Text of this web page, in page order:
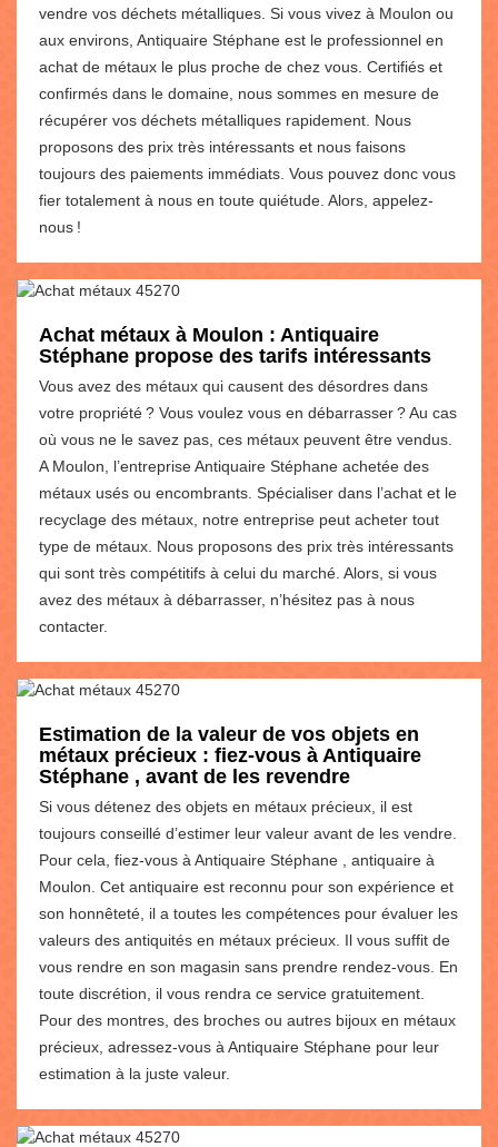
vendre vos déchets métalliques. Si vous vivez à Moulon ou
aux environs, Antiquaire Stéphane est le professionnel en
achat de métaux le plus proche de chez vous. Certifiés et
confirmés dans le domaine, nous sommes en mesure de
récupérer vos déchets métalliques rapidement. Nous
proposons des prix très intéressants et nous faisons
toujours des paiements immédiats. Vous pouvez donc vous
fier totalement à nous en toute quiétude. Alors, appelez-
nous !
Achat métaux à Moulon : Antiquaire
Stéphane propose des tarifs intéressants
Vous avez des métaux qui causent des désordres dans
votre propriété ? Vous voulez vous en débarrasser ? Au cas
où vous ne le savez pas, ces métaux peuvent être vendus.
A Moulon, l’entreprise Antiquaire Stéphane achetée des
métaux usés ou encombrants. Spécialiser dans l’achat et le
recyclage des métaux, notre entreprise peut acheter tout
type de métaux. Nous proposons des prix très intéressants
qui sont très compétitifs à celui du marché. Alors, si vous
avez des métaux à débarrasser, n’hésitez pas à nous
contacter.
Estimation de la valeur de vos objets en
métaux précieux : fiez-vous à Antiquaire
Stéphane , avant de les revendre
Si vous détenez des objets en métaux précieux, il est
toujours conseillé d’estimer leur valeur avant de les vendre.
Pour cela, fiez-vous à Antiquaire Stéphane , antiquaire à
Moulon. Cet antiquaire est reconnu pour son expérience et
son honnêteté, il a toutes les compétences pour évaluer les
valeurs des antiquités en métaux précieux. Il vous suffit de
vous rendre en son magasin sans prendre rendez-vous. En
toute discrétion, il vous rendra ce service gratuitement.
Pour des montres, des broches ou autres bijoux en métaux
précieux, adressez-vous à Antiquaire Stéphane pour leur
estimation à la juste valeur.